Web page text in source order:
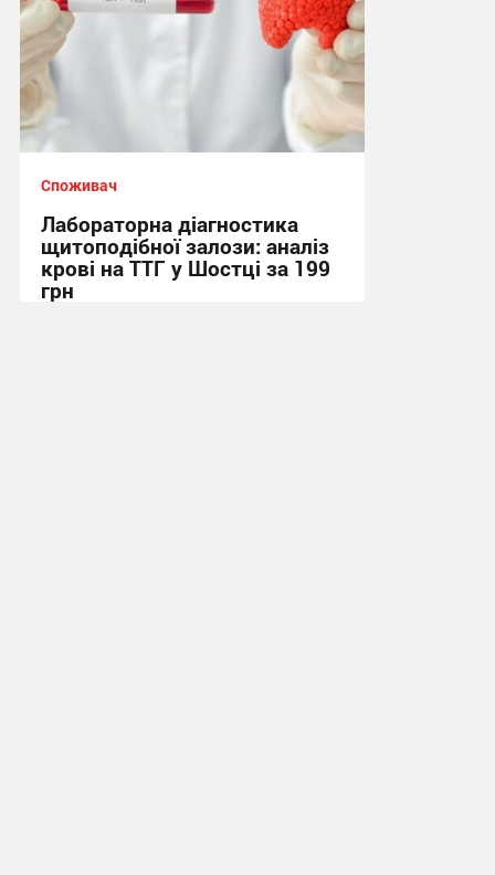
Споживач
Лабораторна діагностика
щитоподібної залози: аналіз
крові на ТТГ у Шостці за 199
грн